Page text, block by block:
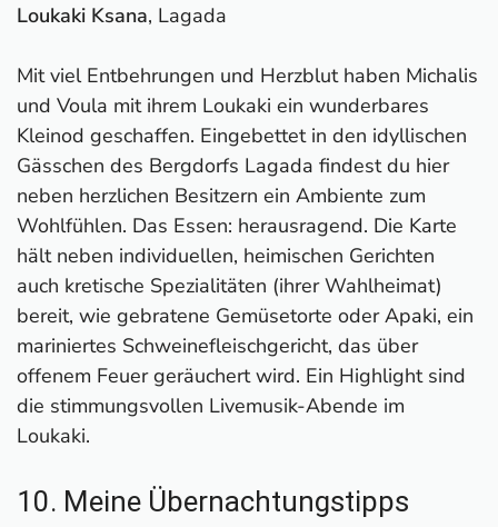
Loukaki Ksana, Lagada
Mit viel Entbehrungen und Herzblut haben Michalis
und Voula mit ihrem Loukaki ein wunderbares
Kleinod geschaffen. Eingebettet in den idyllischen
Gässchen des Bergdorfs Lagada findest du hier
neben herzlichen Besitzern ein Ambiente zum
Wohlfühlen. Das Essen: herausragend. Die Karte
hält neben individuellen, heimischen Gerichten
auch kretische Spezialitäten (ihrer Wahlheimat)
bereit, wie gebratene Gemüsetorte oder Apaki, ein
mariniertes Schweinefleischgericht, das über
offenem Feuer geräuchert wird. Ein Highlight sind
die stimmungsvollen Livemusik-Abende im
Loukaki.
10. Meine Übernachtungstipps